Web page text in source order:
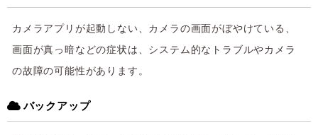
カメラアプリが起動しない、カメラの画面がぼやけている、
画面が真っ暗などの症状は、システム的なトラブルやカメラ
の故障の可能性があります。
バックアップ